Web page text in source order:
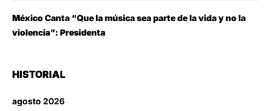
México Canta “Que la música sea parte de la vida y no la
violencia”: Presidenta
HISTORIAL
agosto 2026